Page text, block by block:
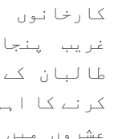
غریب
طالبان
کرنے کا